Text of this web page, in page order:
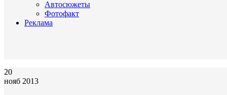
Автосюжеты
Фотофакт
Реклама
20
нояб 2013